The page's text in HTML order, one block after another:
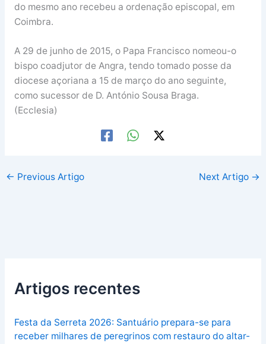
do mesmo ano recebeu a ordenação episcopal, em
Coimbra.
A 29 de junho de 2015, o Papa Francisco nomeou-o
bispo coadjutor de Angra, tendo tomado posse da
diocese açoriana a 15 de março do ano seguinte,
como sucessor de D. António Sousa Braga.
(Ecclesia)
← Previous Artigo Next Artigo →
Artigos recentes
Festa da Serreta 2026: Santuário prepara-se para
receber milhares de peregrinos com restauro do altar-